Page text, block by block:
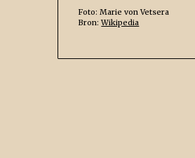
Foto: Marie von Vetsera
Bron:Wikipedia